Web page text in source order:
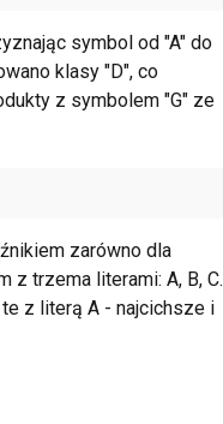
symbol od "A" do
klasy "D", co
z symbolem "G" ze
zarówno dla
z trzema literami: A, B, C.
z literą A - najcichsze i